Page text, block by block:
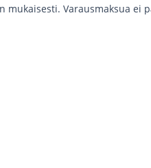
Varausmaksua ei